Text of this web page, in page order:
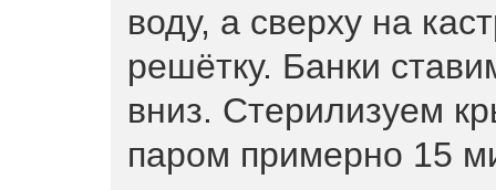
воду, а сверху на
решётку. Банки
вниз. Стерилизуем
паром примерно 15